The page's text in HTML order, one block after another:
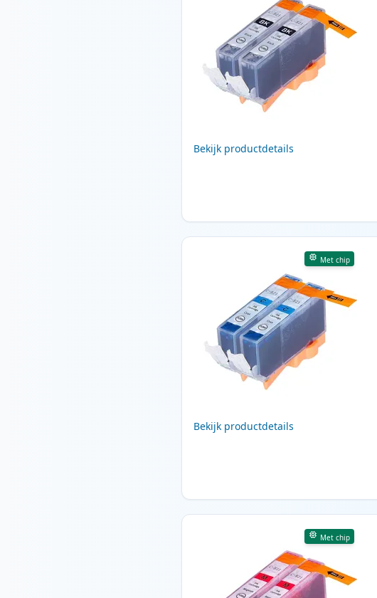
Bekijk productdetails
Met chip
Bekijk productdetails
Met chip